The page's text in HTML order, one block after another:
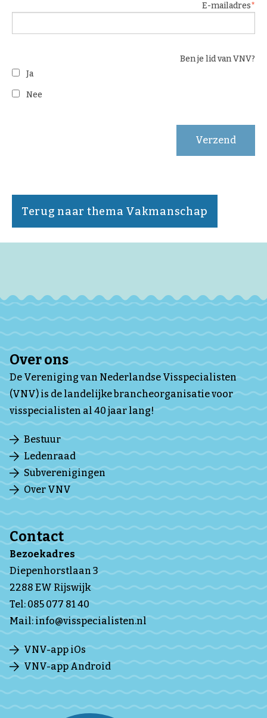
E-mailadres
Ben je lid van VNV?
Ja
Nee
Verzend
Terug naar thema Vakmanschap
Over ons
De Vereniging van Nederlandse Visspecialisten
(VNV) is de landelijke brancheorganisatie voor
visspecialisten al 40 jaar lang!
Bestuur
Ledenraad
Subverenigingen
Over VNV
Contact
Bezoekadres
Diepenhorstlaan 3
2288 EW Rijswijk
Tel:085 077 81 40
Mail:info@visspecialisten.nl
VNV-app iOs
VNV-app Android